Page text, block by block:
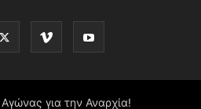
για την Αναρχία!